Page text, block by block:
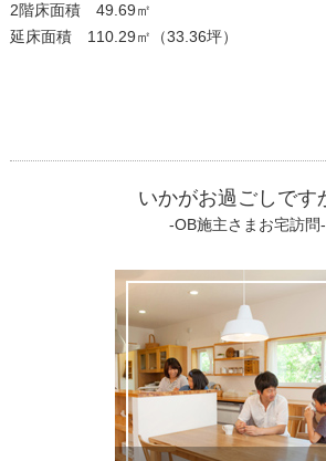
2階床面積 49.69㎡
延床面積 110.29㎡（33.36坪）
いかがお過ごしです
-OB施主さまお宅訪問-